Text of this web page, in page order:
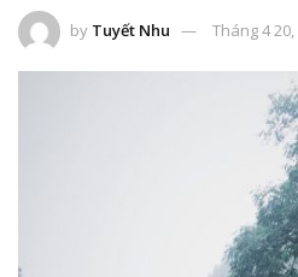
by Tuyết Nhu Tháng 4 20,